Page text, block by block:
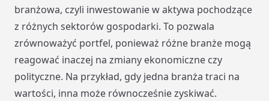
branżowa, czyli inwestowanie w aktywa pochodzące
z różnych sektorów gospodarki. To pozwala
zrównoważyć portfel, ponieważ różne branże mogą
reagować inaczej na zmiany ekonomiczne czy
polityczne. Na przykład, gdy jedna branża traci na
wartości, inna może równocześnie zyskiwać.